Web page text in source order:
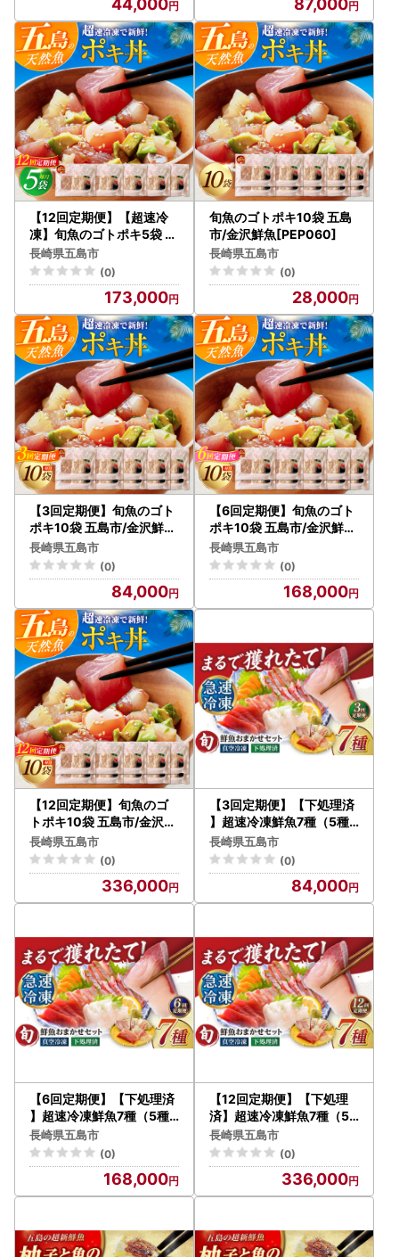
【12回定期便】【超速冷
凍】旬魚のゴトポキ5袋 五
島市/金沢鮮魚[PEP028]
セット
長崎県五島市
(0)
173,000
旬魚のゴトポキ10袋 五島
市/金沢鮮魚[PEP060]
長崎県五島市
(0)
28,000
【3回定期便】旬魚のゴト
ポキ10袋 五島市/金沢鮮魚
[PEP061]
長崎県五島市
(0)
84,000
【6回定期便】旬魚のゴト
ポキ10袋 五島市/金沢鮮魚
[PEP062]
長崎県五島市
(0)
168,000
【12回定期便】旬魚のゴ
トポキ10袋 五島市/金沢鮮
魚[PEP063]
長崎県五島市
(0)
336,000
【3回定期便】【下処理済
】超速冷凍鮮魚7種（5種+
焼物用2種）五島市/金沢鮮
魚[PEP069]
長崎県五島市
(0)
84,000
【6回定期便】【下処理済
】超速冷凍鮮魚7種（5種+
焼物用2種）五島市/金沢鮮
魚[PEP070]
長崎県五島市
(0)
168,000
【12回定期便】【下処理
済】超速冷凍鮮魚7種（5
種+焼物用2種）五島市/金
沢鮮魚[PEP071]
長崎県五島市
(0)
336,000